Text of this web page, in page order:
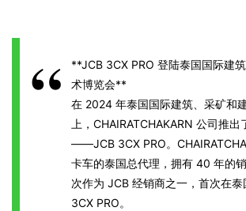
**JCB 3CX PRO 登陆泰国国际建
术博览会**
在 2024 年泰国国际建筑、采矿和
上，CHAIRATCHAKARN 公司推
——JCB 3CX PRO。
卡车的泰国总代理，拥有 40 年的
次作为 JCB 经销商之一，首次在
3CX PRO。